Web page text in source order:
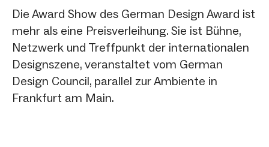
Die Award Show des German Design Award ist
mehr als eine Preisverleihung. Sie ist Bühne,
Netzwerk und Treffpunkt der internationalen
Designszene, veranstaltet vom German
Design Council, parallel zur Ambiente in
Frankfurt am Main.